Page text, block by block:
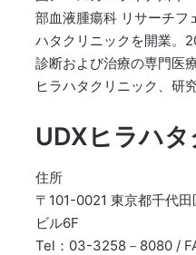
部血液腫瘍科 リサーチフ
ハタクリニックを開業。
診断および治療の専門医
ヒラハタクリニック、研
UDXヒラハ
住所
〒101-0021 東京都千代
ビル6F
Tel：03-3258－8080 /